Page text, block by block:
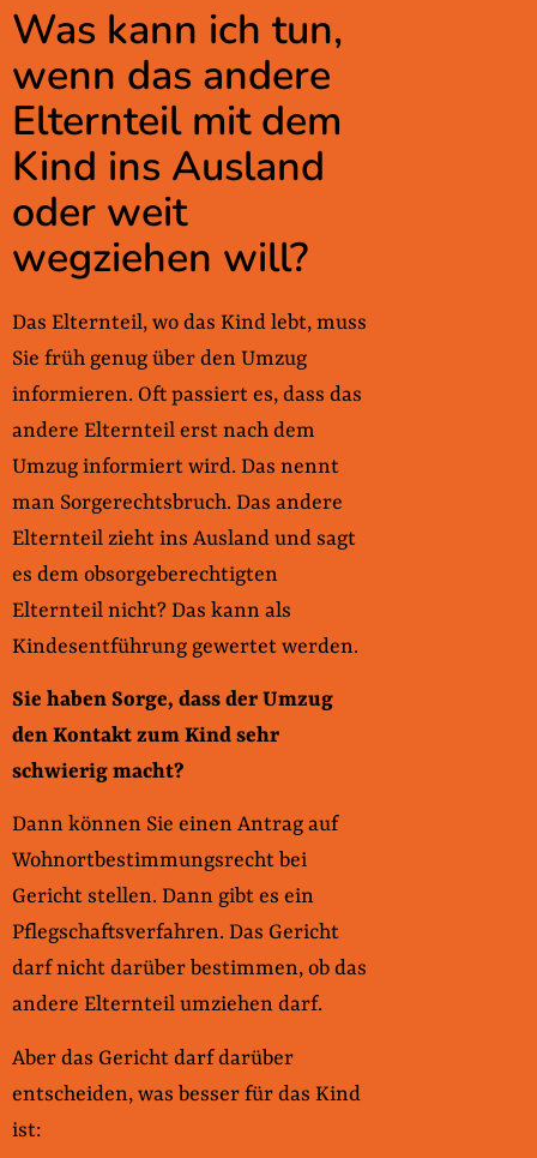
Was kann ich tun,
wenn das andere
Elternteil mit dem
Kind ins Ausland
oder weit
wegziehen will?
Das Elternteil, wo das Kind lebt, muss
Sie früh genug über den Umzug
informieren. Oft passiert es, dass das
andere Elternteil erst nach dem
Umzug informiert wird. Das nennt
man Sorgerechtsbruch. Das andere
Elternteil zieht ins Ausland und sagt
es dem obsorgeberechtigten
Elternteil nicht? Das kann als
Kindesentführung gewertet werden.
Sie haben Sorge, dass der Umzug
den Kontakt zum Kind sehr
schwierig macht?
Dann können Sie einen Antrag auf
Wohnortbestimmungsrecht bei
Gericht stellen. Dann gibt es ein
Pflegschaftsverfahren. Das Gericht
darf nicht darüber bestimmen, ob das
andere Elternteil umziehen darf.
Aber das Gericht darf darüber
entscheiden, was besser für das Kind
ist: